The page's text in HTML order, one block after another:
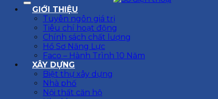
GIỚI THIỆU
Tuyên ngôn giá trị
Tiêu chí hoạt động
Chính sách chất lượng
Hồ Sơ Năng Lực
Faco – Hành Trình 10 Năm
XÂY DỰNG
Biệt thự xây dựng
Nhà phố
Nội thất căn hộ